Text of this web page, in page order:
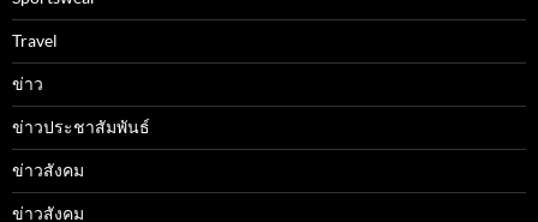
Travel
ข่าว
ข่าวประชาสัมพันธ์
ข่าวสังคม
ข่าวสังคม